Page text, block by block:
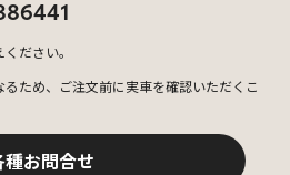
ださい。
ため、ご注文前に実車を確認いただくこ
種お問合せ